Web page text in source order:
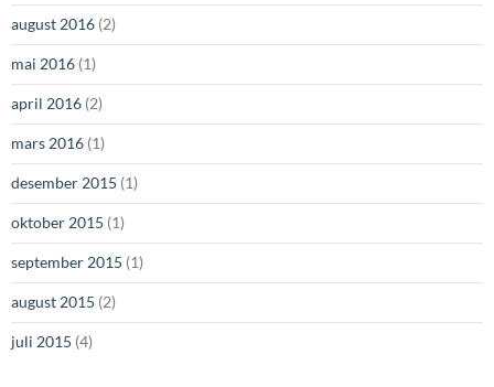
august 2016 (2)
mai 2016 (1)
april 2016 (2)
mars 2016 (1)
desember 2015 (1)
oktober 2015 (1)
september 2015 (1)
august 2015 (2)
juli 2015 (4)